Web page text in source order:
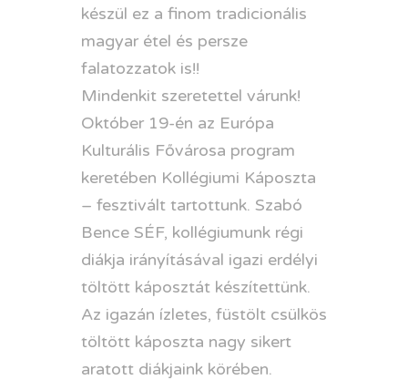
készül ez a finom tradicionális
magyar étel és persze
falatozzatok is!!
Mindenkit szeretettel várunk!
Október 19-én az Európa
Kulturális Fővárosa program
keretében Kollégiumi Káposzta
– fesztivált tartottunk. Szabó
Bence SÉF, kollégiumunk régi
diákja irányításával igazi erdélyi
töltött káposztát készítettünk.
Az igazán ízletes, füstölt csülkös
töltött káposzta nagy sikert
aratott diákjaink körében.